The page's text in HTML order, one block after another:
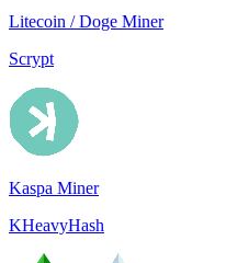
Litecoin / Doge Miner
Scrypt
Kaspa Miner
KHeavyHash